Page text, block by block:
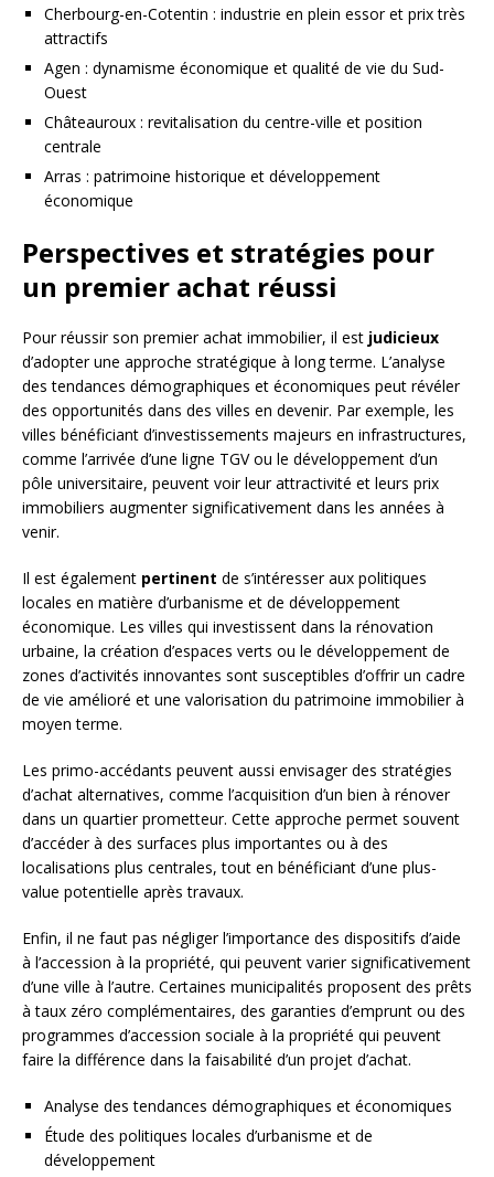
Cherbourg-en-Cotentin : industrie en plein essor et prix très
attractifs
Agen : dynamisme économique et qualité de vie du Sud-
Ouest
Châteauroux : revitalisation du centre-ville et position
centrale
Arras : patrimoine historique et développement
économique
Perspectives et stratégies pour
un premier achat réussi
Pour réussir son premier achat immobilier, il est judicieux
d’adopter une approche stratégique à long terme. L’analyse
des tendances démographiques et économiques peut révéler
des opportunités dans des villes en devenir. Par exemple, les
villes bénéficiant d’investissements majeurs en infrastructures,
comme l’arrivée d’une ligne TGV ou le développement d’un
pôle universitaire, peuvent voir leur attractivité et leurs prix
immobiliers augmenter significativement dans les années à
venir.
Il est également pertinent de s’intéresser aux politiques
locales en matière d’urbanisme et de développement
économique. Les villes qui investissent dans la rénovation
urbaine, la création d’espaces verts ou le développement de
zones d’activités innovantes sont susceptibles d’offrir un cadre
de vie amélioré et une valorisation du patrimoine immobilier à
moyen terme.
Les primo-accédants peuvent aussi envisager des stratégies
d’achat alternatives, comme l’acquisition d’un bien à rénover
dans un quartier prometteur. Cette approche permet souvent
d’accéder à des surfaces plus importantes ou à des
localisations plus centrales, tout en bénéficiant d’une plus-
value potentielle après travaux.
Enfin, il ne faut pas négliger l’importance des dispositifs d’aide
à l’accession à la propriété, qui peuvent varier significativement
d’une ville à l’autre. Certaines municipalités proposent des prêts
à taux zéro complémentaires, des garanties d’emprunt ou des
programmes d’accession sociale à la propriété qui peuvent
faire la différence dans la faisabilité d’un projet d’achat.
Analyse des tendances démographiques et économiques
Étude des politiques locales d’urbanisme et de
développement